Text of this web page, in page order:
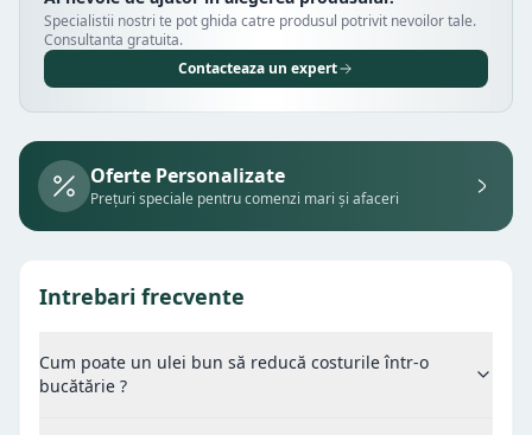
Specialistii nostri te pot ghida catre produsul potrivit nevoilor tale.
Consultanta gratuita.
Contacteaza un expert
Oferte Personalizate
Prețuri speciale pentru comenzi mari și afaceri
Intrebari frecvente
Cum poate un ulei bun să reducă costurile într-o
bucătărie ?